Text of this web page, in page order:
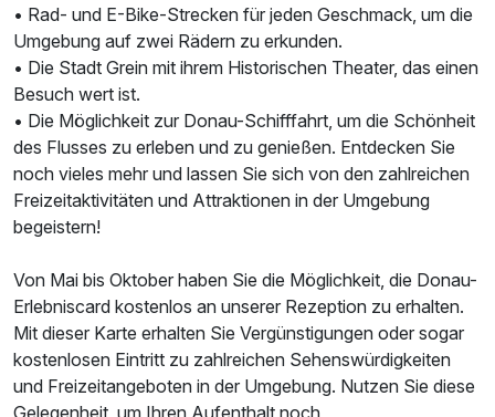
• Rad- und E-Bike-Strecken für jeden Geschmack, um die
Umgebung auf zwei Rädern zu erkunden.
• Die Stadt Grein mit ihrem Historischen Theater, das einen
Besuch wert ist.
• Die Möglichkeit zur Donau-Schifffahrt, um die Schönheit
des Flusses zu erleben und zu genießen. Entdecken Sie
noch vieles mehr und lassen Sie sich von den zahlreichen
Freizeitaktivitäten und Attraktionen in der Umgebung
begeistern!
Von Mai bis Oktober haben Sie die Möglichkeit, die Donau-
Erlebniscard kostenlos an unserer Rezeption zu erhalten.
Mit dieser Karte erhalten Sie Vergünstigungen oder sogar
kostenlosen Eintritt zu zahlreichen Sehenswürdigkeiten
und Freizeitangeboten in der Umgebung. Nutzen Sie diese
Gelegenheit, um Ihren Aufenthalt noch